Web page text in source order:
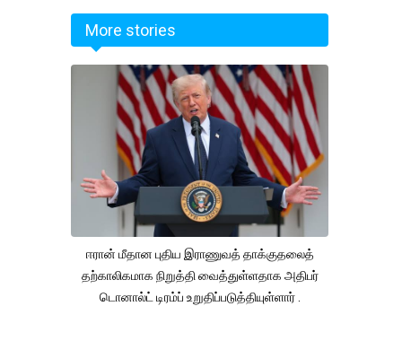
More stories
ஈரான் மீதான புதிய இராணுவத் தாக்குதலைத்
தற்காலிகமாக நிறுத்தி வைத்துள்ளதாக அதிபர்
டொனால்ட் டிரம்ப் உறுதிப்படுத்தியுள்ளார் .